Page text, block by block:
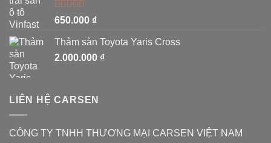
Được
hạng
3.005
sao
650.000 ₫
Thảm sàn Toyota Yaris Cross
2.000.000 ₫
LIÊN HỆ CARSEN
CÔNG TY TNHH THƯƠNG MẠI CARSEN VIỆT NAM